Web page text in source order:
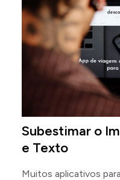
Subestimar o
e Texto
Muitos aplicativos